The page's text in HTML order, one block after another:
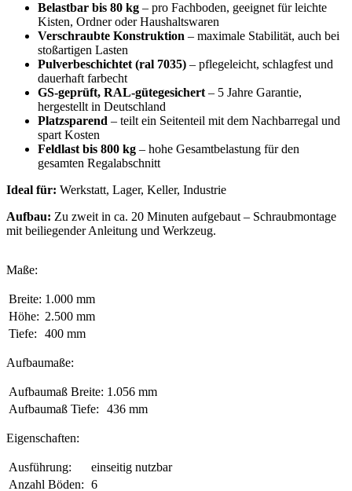
Belastbar bis 80 kg – pro Fachboden, geeignet für leichte
Kisten, Ordner oder Haushaltswaren
Verschraubte Konstruktion – maximale Stabilität, auch bei
stoßartigen Lasten
Pulverbeschichtet (ral 7035) – pflegeleicht, schlagfest und
dauerhaft farbecht
GS-geprüft, RAL-gütegesichert– 5 Jahre Garantie,
hergestellt in Deutschland
Platzsparend – teilt ein Seitenteil mit dem Nachbarregal und
spart Kosten
Feldlast bis 800 kg – hohe Gesamtbelastung für den
gesamten Regalabschnitt
Ideal für: Werkstatt, Lager, Keller, Industrie
Aufbau: Zu zweit in ca. 20 Minuten aufgebaut – Schraubmontage
mit beiliegender Anleitung und Werkzeug.
Maße:
Breite: 1.000 mm
Höhe: 2.500 mm
Tiefe:
400 mm
Aufbaumaße:
Aufbaumaß Breite: 1.056 mm
Aufbaumaß Tiefe:
436 mm
Eigenschaften:
Ausführung:
einseitig nutzbar
Anzahl Böden: 6